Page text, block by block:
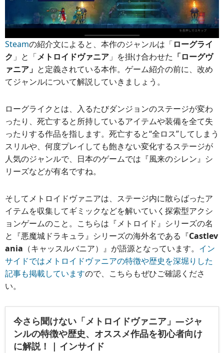
Steamの紹介文によると、本作のジャンルは「ローグライ
ク 」と「メトロイドヴァニア 」を掛け合わせた 「ローグヴ
ァニア」 と定義されている本作。ゲーム紹介の前に、改め
てジャンルについて解説していきましょう。
ローグライクとは、入るたびダンジョンのステージが変わ
ったり、死亡すると所持しているアイテムや装備を全て失
ったりする作品を指します。死亡すると“全ロス”してしまう
スリルや、何度プレイしても飽きない変化するステージが
人気のジャンルで、日本のゲームでは『風来のシレン』シ
リーズなどが有名ですね。
そしてメトロイドヴァニアは、ステージ内に散らばったア
イテムを収集してギミックなどを解いていく探索型アクシ
ョンゲームのこと。こちらは『メトロイド』シリーズの名
と『悪魔城ドラキュラ』シリーズの海外名である『Castlev
ania （キャッスルバニア）』が語源となっています。 イン
サイドではメトロイドヴァニアの特徴や歴史を深堀りした
記事も掲載していますので、こちらもぜひご確認くださ
い。
今さら聞けない「メトロイドヴァニア」―ジャ
ンルの特徴や歴史、オススメ作品を初心者向け
に解説！ | インサイド